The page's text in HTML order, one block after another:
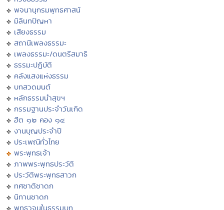
พจนานุกรมพุทธศาสน์
มิลินทปัญหา
เสียงธรรม
สถานีเพลงธรรมะ
เพลงธรรมะ/ดนตรีสมาธิ
ธรรมะปฏิบัติ
คลังแสงแห่งธรรม
บทสวดมนต์
หลักธรรมนำสุขฯ
กรรมฐานประจำวันเกิด
ฮีต ๑๒ คอง ๑๔
งานบุญประจำปี
ประเพณีทั่วไทย
พระพุทธเจ้า
ภาพพระพุทธประวัติ
ประวัติพระพุทธสาวก
ทศชาติชาดก
นิทานชาดก
พุทธวจนในธรรมบท